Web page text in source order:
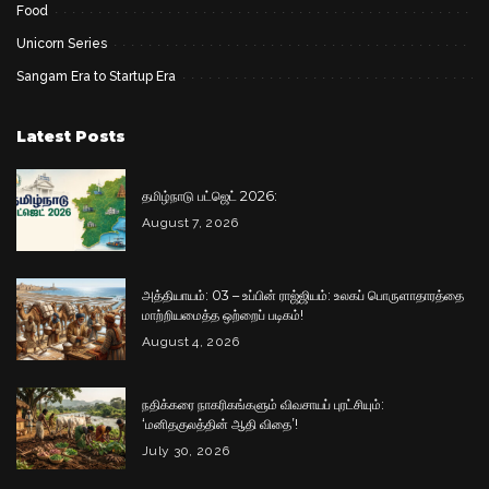
Food
Unicorn Series
Sangam Era to Startup Era
Latest Posts
தமிழ்நாடு பட்ஜெட் 2026:
August 7, 2026
அத்தியாயம்: 03 – உப்பின் ராஜ்ஜியம்: உலகப் பொருளாதாரத்தை
மாற்றியமைத்த ஒற்றைப் படிகம்!
August 4, 2026
நதிக்கரை நாகரிகங்களும் விவசாயப் புரட்சியும்:
‘மனிதகுலத்தின் ஆதி விதை’!
July 30, 2026